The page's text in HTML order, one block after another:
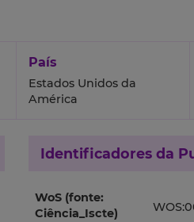
País
Estados Unidos da
América
Identificadores da
WoS (fonte:
Ciência_Iscte)